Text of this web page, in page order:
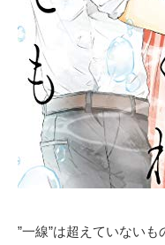
”一線”は超えていない